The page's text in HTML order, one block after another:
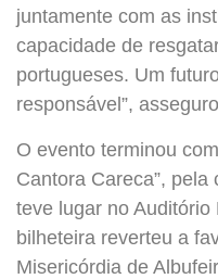
juntamente com as
capacidade de
portugueses. Um
responsável”,
O evento terminou
Cantora Careca”,
teve lugar no
bilheteira reverteu a
Misericórdia de